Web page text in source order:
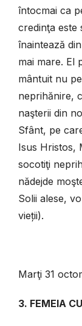
întocmai ca
credinţa este
înaintează
mai mare. El
mântuit nu
neprihănire,
naşterii din
Sfânt, pe
Isus Hristos,
socotiţi
nădejde
Solii alese,
vieții).
Marţi 31
3. FEMEIA